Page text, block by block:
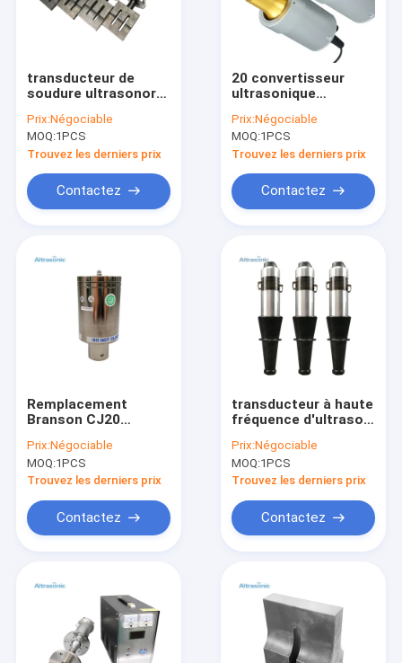
Des produits
Au sujet de nous
transducteur de
soudure ultrasonore
le masque chirurgical
médical faisant la
machine
Prix:Négociable
MOQ:1PCS
Trouvez les derniers prix
Contactez
20 convertisseur
ultrasonique
Dukane 41S30 de
remplacement de
transducteur de
soudure de kilohertz
Prix:Négociable
MOQ:1PCS
Trouvez les derniers prix
Contactez
Remplacement
Branson CJ20
soudage par
ultrasons
transducteur piézo-
ultrasons
Prix:Négociable
MOQ:1PCS
Trouvez les derniers prix
Contactez
transducteur à haute
fréquence d'ultrason
soudure 15khz
ultrasonore avec le
propulseur en acier
Prix:Négociable
MOQ:1PCS
Trouvez les derniers prix
Contactez